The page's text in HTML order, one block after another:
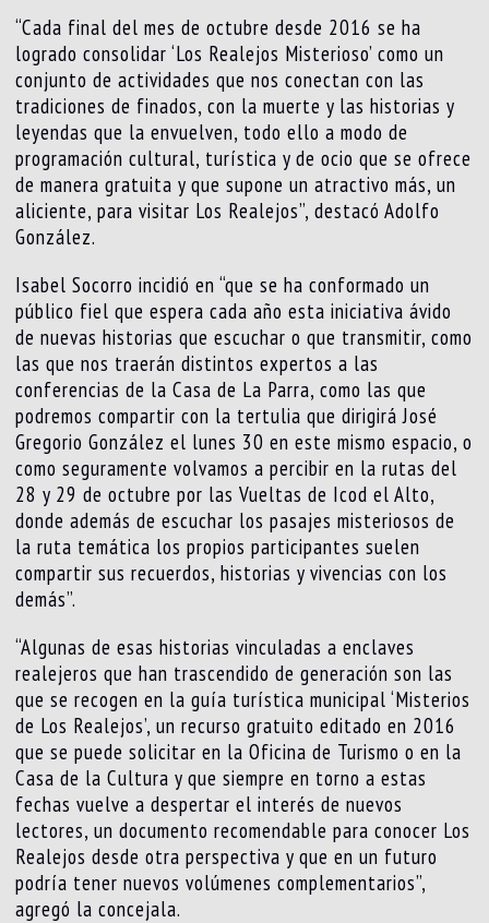
“Cada final del mes de octubre desde 2016 se ha
logrado consolidar ‘Los Realejos Misterioso’ como un
conjunto de actividades que nos conectan con las
tradiciones de finados, con la muerte y las historias y
leyendas que la envuelven, todo ello a modo de
programación cultural, turística y de ocio que se ofrece
de manera gratuita y que supone un atractivo más, un
aliciente, para visitar Los Realejos”, destacó Adolfo
González.
Isabel Socorro incidió en “que se ha conformado un
público fiel que espera cada año esta iniciativa ávido
de nuevas historias que escuchar o que transmitir, como
las que nos traerán distintos expertos a las
conferencias de la Casa de La Parra, como las que
podremos compartir con la tertulia que dirigirá José
Gregorio González el lunes 30 en este mismo espacio, o
como seguramente volvamos a percibir en la rutas del
28 y 29 de octubre por las Vueltas de Icod el Alto,
donde además de escuchar los pasajes misteriosos de
la ruta temática los propios participantes suelen
compartir sus recuerdos, historias y vivencias con los
demás”.
“Algunas de esas historias vinculadas a enclaves
realejeros que han trascendido de generación son las
que se recogen en la guía turística municipal ‘Misterios
de Los Realejos’, un recurso gratuito editado en 2016
que se puede solicitar en la Oficina de Turismo o en la
Casa de la Cultura y que siempre en torno a estas
fechas vuelve a despertar el interés de nuevos
lectores, un documento recomendable para conocer Los
Realejos desde otra perspectiva y que en un futuro
podría tener nuevos volúmenes complementarios”,
agregó la concejala.